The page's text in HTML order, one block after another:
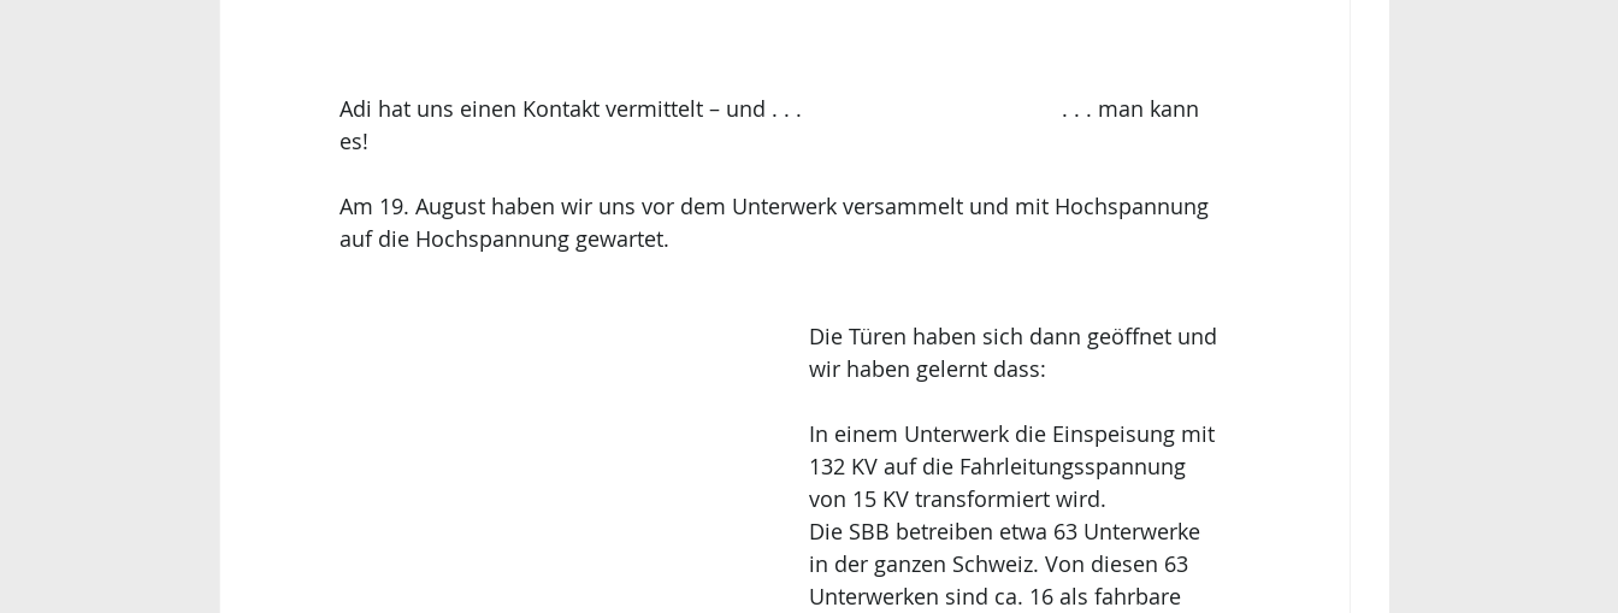
Adi hat uns einen Kontakt vermittelt – und . . .  					        . . . man kann
es!
Am 19. August haben wir uns vor dem Unterwerk versammelt und mit Hochspannung
auf die Hochspannung gewartet.
Die Türen haben sich dann geöffnet und
wir haben gelernt dass:
In einem Unterwerk die Einspeisung mit
132 KV auf die Fahrleitungsspannung
von 15 KV transformiert wird.
Die SBB betreiben etwa 63 Unterwerke
in der ganzen Schweiz. Von diesen 63
Unterwerken sind ca. 16 als fahrbare